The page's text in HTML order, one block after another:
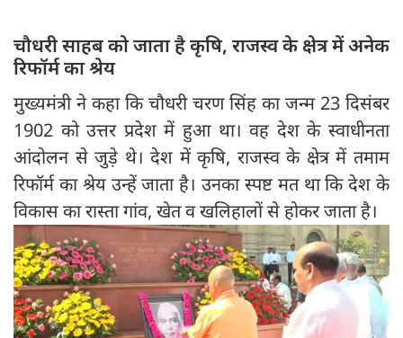
चौधरी साहब को जाता है कृषि, राजस्व के क्षेत्र में अनेक
रिफॉर्म का श्रेय
मुख्यमंत्री ने कहा कि चौधरी चरण सिंह का जन्म 23 दिसंबर
1902 को उत्तर प्रदेश में हुआ था। वह देश के स्वाधीनता
आंदोलन से जुड़े थे। देश में कृषि, राजस्व के क्षेत्र में तमाम
रिफॉर्म का श्रेय उन्हें जाता है। उनका स्पष्ट मत था कि देश के
विकास का रास्ता गांव, खेत व खलिहालों से होकर जाता है।